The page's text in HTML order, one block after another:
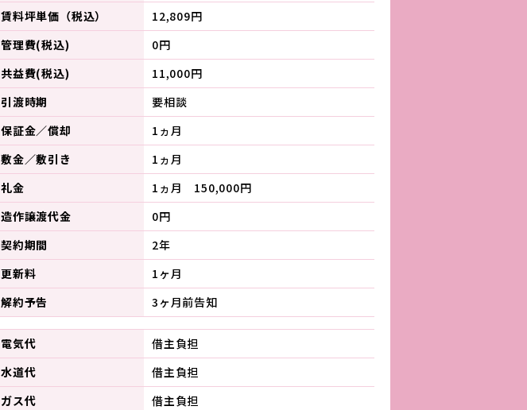
賃料坪単価（税込）
12,809円
管理費(税込)
0円
共益費(税込)
11,000円
引渡時期
要相談
保証金／償却
1ヵ月
敷金／敷引き
1ヵ月
礼金
1ヵ月 150,000円
造作譲渡代金
0円
契約期間
2年
更新料
1ヶ月
解約予告
3ヶ月前告知
電気代
借主負担
水道代
借主負担
ガス代
借主負担